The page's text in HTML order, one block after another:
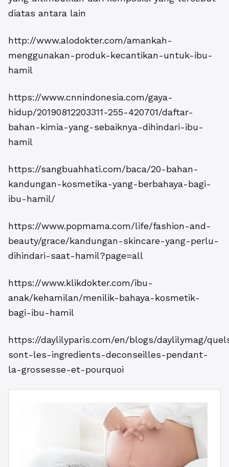
diatas antara lain
http://www.alodokter.com/amankah-
menggunakan-produk-kecantikan-untuk-ibu-
hamil
https://www.cnnindonesia.com/gaya-
hidup/20190812203311-255-420701/daftar-
bahan-kimia-yang-sebaiknya-dihindari-ibu-
hamil
https://sangbuahhati.com/baca/20-bahan-
kandungan-kosmetika-yang-berbahaya-bagi-
ibu-hamil/
https://www.popmama.com/life/fashion-and-
beauty/grace/kandungan-skincare-yang-perlu-
dihindari-saat-hamil?page=all
https://www.klikdokter.com/ibu-
anak/kehamilan/menilik-bahaya-kosmetik-
bagi-ibu-hamil
https://daylilyparis.com/en/blogs/daylilymag/
sont-les-ingredients-deconseilles-pendant-
la-grossesse-et-pourquoi